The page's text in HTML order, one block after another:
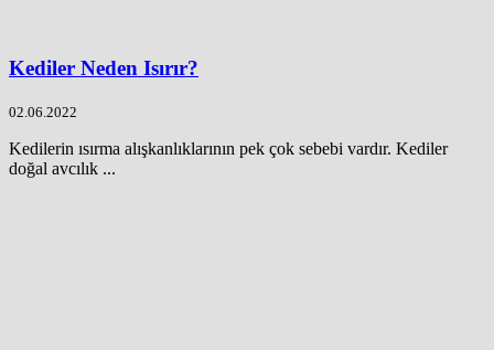
Kediler Neden Isırır?
02.06.2022
Kedilerin ısırma alışkanlıklarının pek çok sebebi vardır. Kediler
doğal avcılık ...